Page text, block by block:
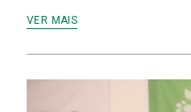
VER MAIS